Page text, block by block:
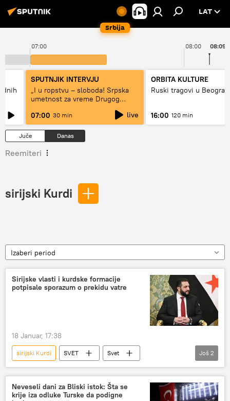
Srbija
LAT
07:00 08:00 08:09
SPUTNJIK INTERVJU
„I u ropstvu – sloboda! Srpska
umetnost za vreme Drugog
07:00 30 min live
ORBITA KULTURE
Ruski tragovi u
16:00 120 min
Juče Danas
Reemiteri
sirijski Kurdi
Izaberi period
Sirijske vlasti i kurdske formacije
potpisale sporazum o prekidu vatre
18 Januar, 17:38
sirijski Kurdi SVET
Svet
Svet – politika
Sirija
Još 2
Neveseli dani za Bliski istok: Šta se
krije iza odluke Turske da podigne